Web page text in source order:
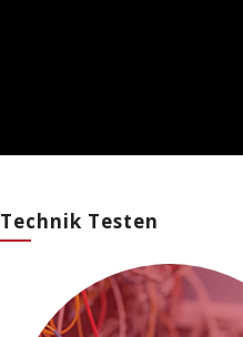
Technik Testen